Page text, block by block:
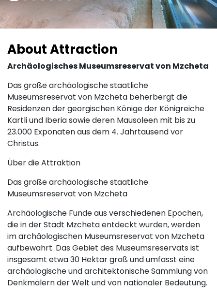
About Attraction
Archäologisches Museumsreservat von Mzcheta
Das große archäologische staatliche
Museumsreservat von Mzcheta beherbergt die
Residenzen der georgischen Könige der Königreiche
Kartli und Iberia sowie deren Mausoleen mit bis zu
23.000 Exponaten aus dem 4. Jahrtausend vor
Christus.
Über die Attraktion
Das große archäologische staatliche
Museumsreservat von Mzcheta
Archäologische Funde aus verschiedenen Epochen,
die in der Stadt Mzcheta entdeckt wurden, werden
im archäologischen Museumsreservat von Mzcheta
aufbewahrt. Das Gebiet des Museumsreservats ist
insgesamt etwa 30 Hektar groß und umfasst eine
archäologische und architektonische Sammlung von
Denkmälern der Welt und von nationaler Bedeutung.